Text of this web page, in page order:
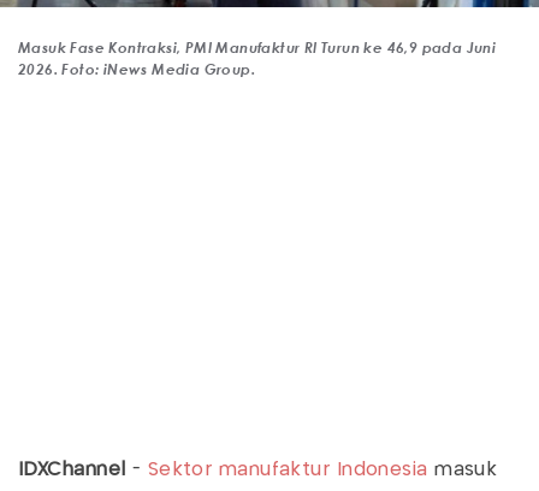
Masuk Fase Kontraksi, PMI Manufaktur RI Turun ke 46,9 pada Juni
2026. Foto: iNews Media Group.
IDXChannel - Sektor manufaktur Indonesia masuk